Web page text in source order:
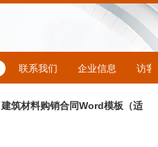
联系我们 企业信息 访客
建筑材料购销合同Word模板（适